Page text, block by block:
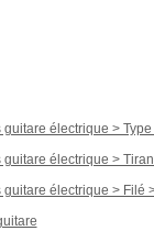
électrique >
électrique >
électrique > Filé